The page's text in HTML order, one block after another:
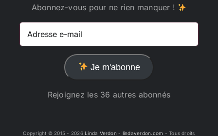
Abonnez-vous pour ne rien manquer !
Je m'abonne
Rejoignez les 36 autres abonnés
Copyright © 2015 - 2026 Linda Verdon- lindaverdon.com - Tous droits